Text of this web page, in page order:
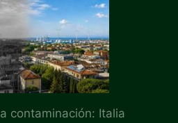
contaminación: Italia